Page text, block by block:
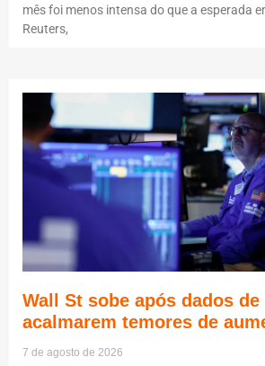
mês foi menos intensa do que a esperada
Reuters,
Wall St sobe após dados de
acalmarem temores de
7 de agosto de 2026